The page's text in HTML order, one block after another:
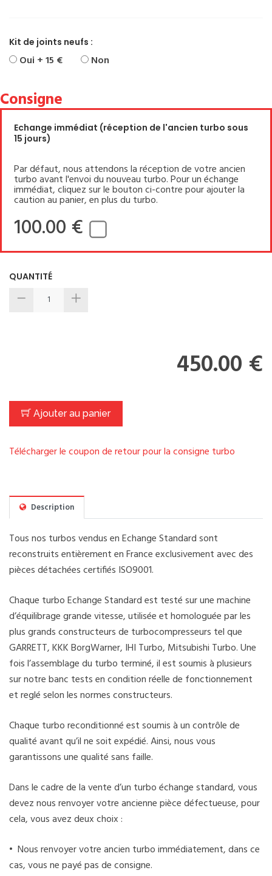
Kit de joints neufs :
Oui + 15 € Non
Consigne
Echange immédiat (réception de l'ancien turbo sous
15 jours)
Par défaut, nous attendons la réception de votre ancien
turbo avant l'envoi du nouveau turbo. Pour un échange
immédiat, cliquez sur le bouton ci-contre pour ajouter la
caution au panier, en plus du turbo.
100.00 €
QUANTITÉ
450.00 €
Ajouter au panier
Télécharger le coupon de retour pour la consigne turbo
Description
Tous nos turbos vendus en Echange Standard sont
reconstruits entièrement en France exclusivement avec des
pièces détachées certifiés ISO9001.
Chaque turbo Echange Standard est testé sur une machine
d’équilibrage grande vitesse, utilisée et homologuée par les
plus grands constructeurs de turbocompresseurs tel que
GARRETT, KKK BorgWarner, IHI Turbo, Mitsubishi Turbo. Une
fois l’assemblage du turbo terminé, il est soumis à plusieurs
sur notre banc tests en condition réelle de fonctionnement
et reglé selon les normes constructeurs.
Chaque turbo reconditionné est soumis à un contrôle de
qualité avant qu’il ne soit expédié. Ainsi, nous vous
garantissons une qualité sans faille.
Dans le cadre de la vente d’un turbo échange standard, vous
devez nous renvoyer votre ancienne pièce défectueuse, pour
cela, vous avez deux choix :
• Nous renvoyer votre ancien turbo immédiatement, dans ce
cas, vous ne payé pas de consigne.